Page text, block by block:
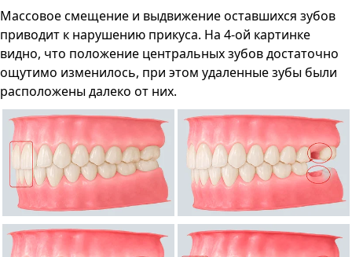
Массовое смещение и выдвижение оставшихся зубов
приводит к нарушению прикуса. На 4-ой картинке
видно, что положение центральных зубов достаточно
ощутимо изменилось, при этом удаленные зубы были
расположены далеко от них.